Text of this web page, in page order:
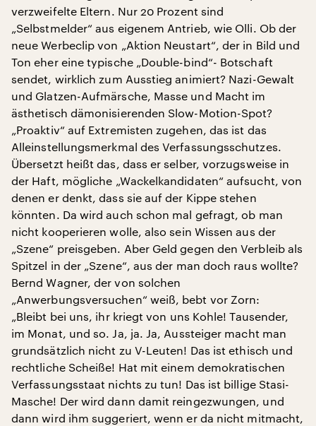
verzweifelte Eltern. Nur 20 Prozent sind
„Selbstmelder“ aus eigenem Antrieb, wie Olli. Ob der
neue Werbeclip von „Aktion Neustart“, der in Bild und
Ton eher eine typische „Double-bind“- Botschaft
sendet, wirklich zum Ausstieg animiert? Nazi-Gewalt
und Glatzen-Aufmärsche, Masse und Macht im
ästhetisch dämonisierenden Slow-Motion-Spot?
„Proaktiv“ auf Extremisten zugehen, das ist das
Alleinstellungsmerkmal des Verfassungsschutzes.
Übersetzt heißt das, dass er selber, vorzugsweise in
der Haft, mögliche „Wackelkandidaten“ aufsucht, von
denen er denkt, dass sie auf der Kippe stehen
könnten. Da wird auch schon mal gefragt, ob man
nicht kooperieren wolle, also sein Wissen aus der
„Szene“ preisgeben. Aber Geld gegen den Verbleib als
Spitzel in der „Szene“, aus der man doch raus wollte?
Bernd Wagner, der von solchen
„Anwerbungsversuchen“ weiß, bebt vor Zorn:
„Bleibt bei uns, ihr kriegt von uns Kohle! Tausender,
im Monat, und so. Ja, ja. Ja, Aussteiger macht man
grundsätzlich nicht zu V-Leuten! Das ist ethisch und
rechtliche Scheiße! Hat mit einem demokratischen
Verfassungsstaat nichts zu tun! Das ist billige Stasi-
Masche! Der wird dann damit reingezwungen, und
dann wird ihm suggeriert, wenn er da nicht mitmacht,